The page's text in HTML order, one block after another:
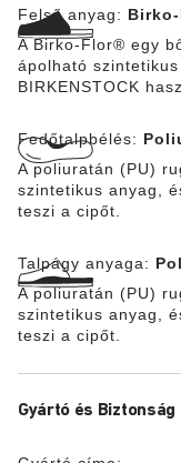
Felső anyag:
A Birko-Flor® egy
ápolható
BIRKENSTOCK
Fedőtalpbélés:
A poliuratán (PU)
szintetikus anyag,
teszi a cipőt.
Talpágy anyaga:
A poliuratán (PU)
szintetikus anyag,
teszi a cipőt.
Gyártó és Biztonság